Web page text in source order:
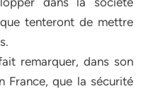
tenteront de mettre
remarquer, dans son
France, que la sécurité